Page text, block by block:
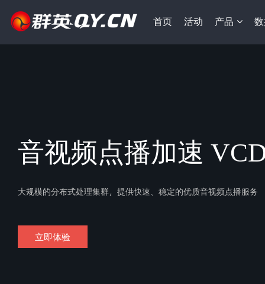
首页 活动 产品
音视频点播加速
大规模的分布式处理集群，提供快速、稳定的优质音视频点播服务
立即体验